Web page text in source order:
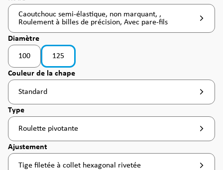
Caoutchouc semi-élastique, non marquant, ,
Roulement à billes de précision, Avec pare-fils
Sélectionnez
Diamètre
100 125
Sélectionnez
Couleur de la chape
Standard
Sélectionnez
Type
Roulette pivotante
Sélectionnez
Ajustement
Tige filetée à collet hexagonal rivetée